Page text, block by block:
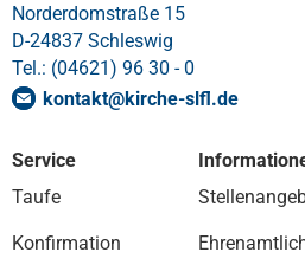
Norderdomstraße 15
D-24837 Schleswig
Tel.: (04621) 96 30 - 0
kontakt@kirche-slfl.de
Service
Taufe
Konfirmation